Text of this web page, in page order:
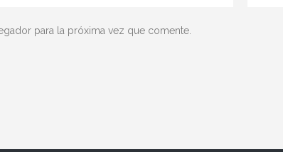
para la próxima vez que comente.